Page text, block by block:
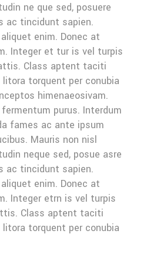
ne que sed, posuere
ac tincidunt sapien.
enim. Donec at
Integer et tur is vel turpis
Class aptent taciti
torquent per conubia
himenaeosivam.
purus. Interdum
fames ac ante ipsum
Mauris non nisl
neque sed, posue asre
ac tincidunt sapien.
enim. Donec at
Integer etrn is vel turpis
Class aptent taciti
torquent per conubia